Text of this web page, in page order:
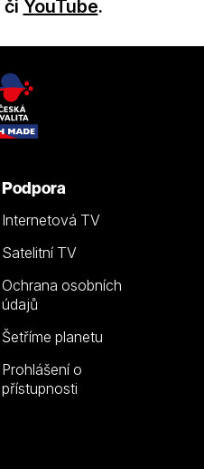
či YouTube.
Podpora
Internetová TV
Satelitní TV
Ochrana osobních
údajů
Šetříme planetu
Prohlášení o
přístupnosti